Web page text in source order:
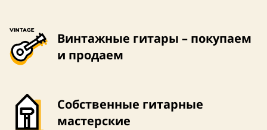
Винтажные гитары – покупаем
и продаем
Собственные гитарные
мастерские